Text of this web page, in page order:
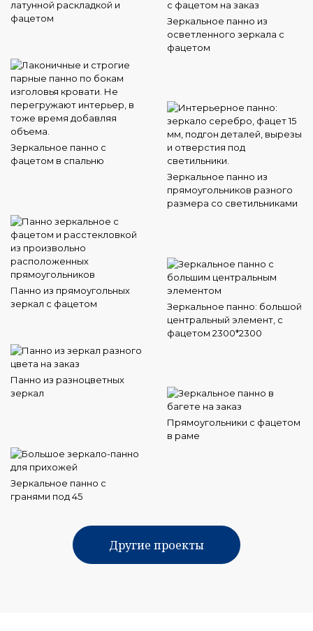
латунной раскладкой и
фацетом
Зеркальное панно из
осветленного зеркала с
фацетом
Зеркальное панно с
фацетом в спальню
Зеркальное панно из
прямоугольников разного
размера со светильниками
Панно из прямоугольных
зеркал с фацетом
Зеркальное панно: большой
центральный элемент, с
фацетом 2300*2300
Панно из разноцветных
зеркал
Прямоугольники с фацетом
в раме
Зеркальное панно с
гранями под 45
Другие проекты